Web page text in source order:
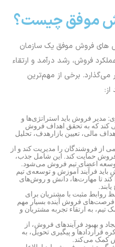
موفق چیست؟
های فروش موفق یک سازمان
فروش، رشد درآمد و ارتقاء
می‌گذارد. برخی از مهم‌ترین
مدیر فروش باید استراتژی‌ها و
کند که به تحقق اهداف فروش
مالی، تعیین بازارهدف، تحلیل
از فروشندگان را مدیریت کند و از
فروش حمایت کند. این شامل جذب،
توسعه اعضای تیم فروش می‌شود.
فرآیند آموزش و توسعه‌ی تیم
تا مهارت‌ها، دانش و روش‌های
روابط مثبت با مشتریان برای
فرصت‌های فروش آینده بسیار مهم
به ارتقاء تجربه مشتریان و
و بهبود فرآیندهای فروش، از
قراردادها و پیگیری تحویل، به
کمک می‌کند.